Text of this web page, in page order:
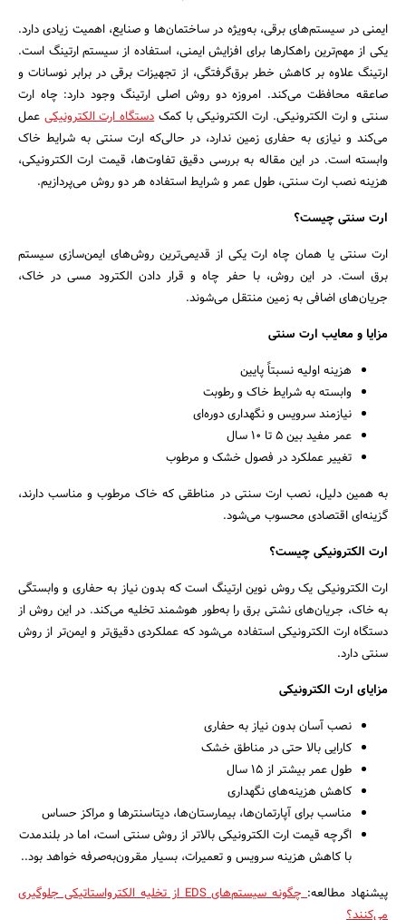
بانک، بیمه و سرمایه
مسکن و ساختمان
جستجو
ایمنی در سیستم‌های برقی، به‌ویژه در ساختمان‌ها و صنایع، اهمیت زیادی دارد.
یکی از مهم‌ترین راهکارها برای افزایش ایمنی، استفاده از سیستم ارتینگ است.
ارتینگ علاوه بر کاهش خطر برق‌گرفتگی، از تجهیزات برقی در برابر نوسانات و
صاعقه محافظت می‌کند. امروزه دو روش اصلی ارتینگ وجود دارد: چاه ارت
سنتی و ارت الکترونیکی. ارت الکترونیکی با کمکدستگاه ارت الکترونیکی عمل
می‌کند و نیازی به حفاری زمین ندارد، در حالی‌که ارت سنتی به شرایط خاک
وابسته است. در این مقاله به بررسی دقیق تفاوت‌ها، قیمت ارت الکترونیکی،
هزینه نصب ارت سنتی، طول عمر و شرایط استفاده هر دو روش می‌پردازیم.
ارت سنتی چیست؟
ارت سنتی یا همان چاه ارت یکی از قدیمی‌ترین روش‌های ایمن‌سازی سیستم
برق است. در این روش، با حفر چاه و قرار دادن الکترود مسی در خاک،
جریان‌های اضافی به زمین منتقل می‌شوند.
مزایا و معایب ارت سنتی
هزینه اولیه نسبتاً پایین
وابسته به شرایط خاک و رطوبت
نیازمند سرویس و نگهداری دوره‌ای
عمر مفید بین ۵ تا ۱۰ سال
تغییر عملکرد در فصول خشک و مرطوب
به همین دلیل، نصب ارت سنتی در مناطقی که خاک مرطوب و مناسب دارند،
گزینه‌ای اقتصادی محسوب می‌شود.
ارت الکترونیکی چیست؟
ارت الکترونیکی یک روش نوین ارتینگ است که بدون نیاز به حفاری و وابستگی
به خاک، جریان‌های نشتی برق را به‌طور هوشمند تخلیه می‌کند. در این روش از
دستگاه ارت الکترونیکی استفاده می‌شود که عملکردی دقیق‌تر و ایمن‌تر از روش
سنتی دارد.
مزایای ارت الکترونیکی
نصب آسان بدون نیاز به حفاری
کارایی بالا حتی در مناطق خشک
طول عمر بیشتر از ۱۵ سال
کاهش هزینه‌های نگهداری
مناسب برای آپارتمان‌ها، بیمارستان‌ها، دیتاسنترها و مراکز حساس
اگرچه قیمت ارت الکترونیکی بالاتر از روش سنتی است، اما در بلندمدت
با کاهش هزینه سرویس و تعمیرات، بسیار مقرون‌به‌صرفه خواهد بود..
پیشنهاد مطالعه:
چگونه سیستم‌های EDS از تخلیه الکترواستاتیکی جلوگیری
می‌کنند؟